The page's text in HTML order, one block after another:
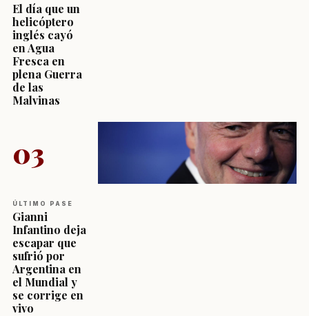
El día que un
helicóptero
inglés cayó
en Agua
Fresca en
plena Guerra
de las
Malvinas
03
ÚLTIMO PASE
Gianni
Infantino deja
escapar que
sufrió por
Argentina en
el Mundial y
se corrige en
vivo